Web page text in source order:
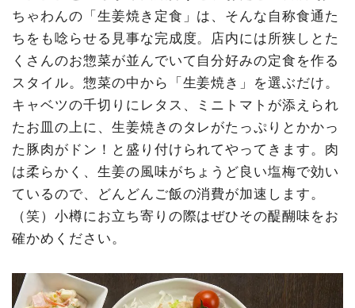
ちゃわんの「生姜焼き定食」は、そんな自称食通た
ちをも唸らせる見事な完成度。店内には所狭しとた
くさんのお惣菜が並んでいて自分好みの定食を作る
スタイル。惣菜の中から「生姜焼き」を選ぶだけ。
キャベツの千切りにレタス、ミニトマトが添えられ
たお皿の上に、生姜焼きのタレがたっぷりとかかっ
た豚肉がドン！と盛り付けられてやってきます。肉
は柔らかく、生姜の風味がちょうど良い塩梅で効い
ているので、どんどんご飯の消費が加速します。
（笑）小樽にお立ち寄りの際はぜひその醍醐味をお
確かめください。